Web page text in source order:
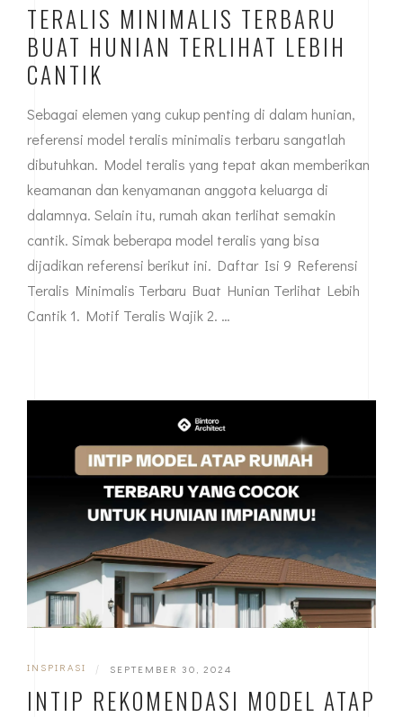
TERALIS MINIMALIS TERBARU
BUAT HUNIAN TERLIHAT LEBIH
CANTIK
Sebagai elemen yang cukup penting di dalam hunian,
referensi model teralis minimalis terbaru sangatlah
dibutuhkan. Model teralis yang tepat akan memberikan
keamanan dan kenyamanan anggota keluarga di
dalamnya. Selain itu, rumah akan terlihat semakin
cantik. Simak beberapa model teralis yang bisa
dijadikan referensi berikut ini. Daftar Isi 9 Referensi
Teralis Minimalis Terbaru Buat Hunian Terlihat Lebih
Cantik 1. Motif Teralis Wajik 2. …
INSPIRASI | SEPTEMBER 30, 2024
INTIP REKOMENDASI MODEL ATAP